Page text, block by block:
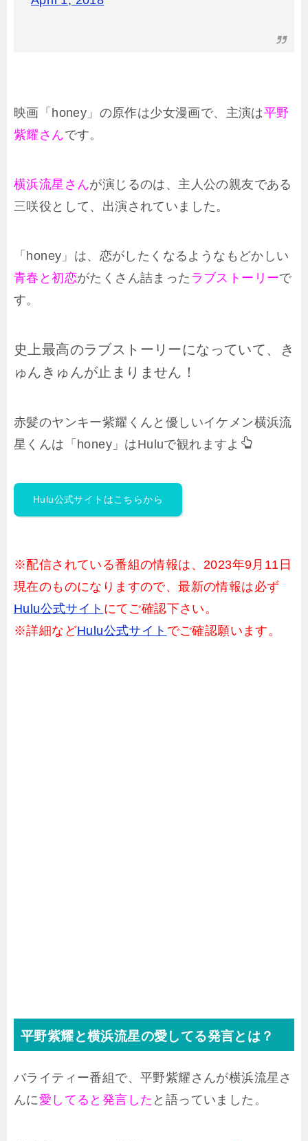
映画「honey」の原作は少女漫画で、主演は平野
紫耀さんです。
横浜流星さんが演じるのは、主人公の親友である
三咲役として、出演されていました。
「honey」は、恋がしたくなるようなもどかしい
青春と初恋がたくさん詰まった ラブストーリーで
す。
史上最高のラブストーリーになっていて、き
ゅんきゅんが止まりません！
赤髪のヤンキー紫耀くんと優しいイケメン横浜流
星くんは「honey」はHuluで観れますよ
Hulu公式サイトはこちらから
※配信されている番組の情報は、2023年9月11日
現在のものになりますので、最新の情報は必ず
Hulu公式サイト にてご確認下さい。
※詳細などHulu公式サイト でご確認願います。
平野紫耀と横浜流星の愛してる発言とは？
バライティー番組で、平野紫耀さんが横浜流星さ
んに愛してると発言した と語っていました。